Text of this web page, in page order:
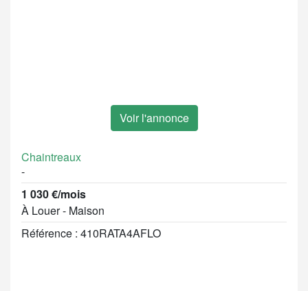
Voir l'annonce
Chaintreaux
-
1 030 €/mois
À Louer - Maison
Référence : 410RATA4AFLO